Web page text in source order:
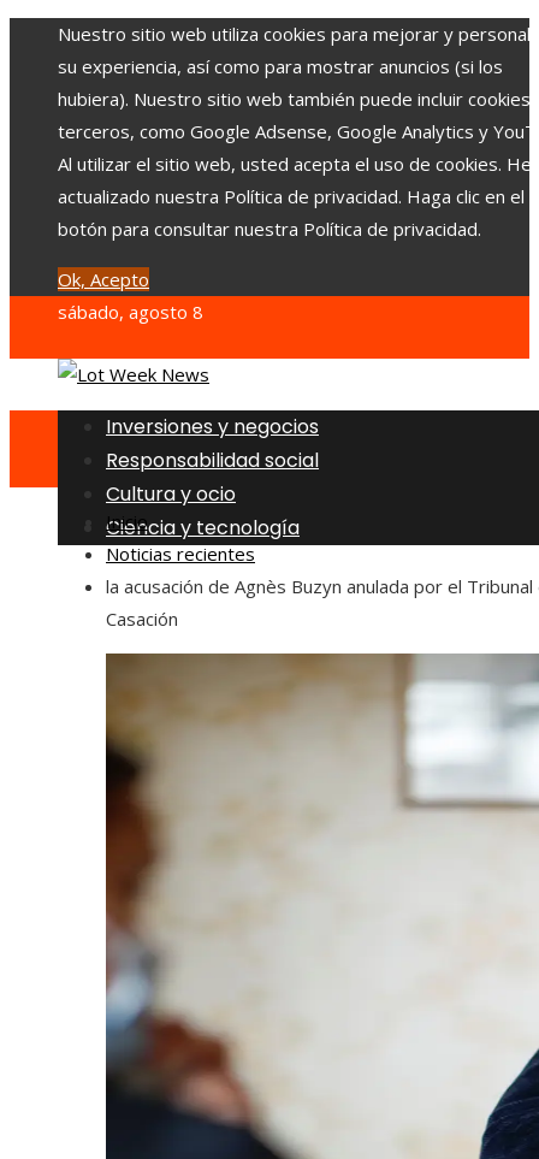
Nuestro sitio web utiliza cookies para mejorar y
su experiencia, así como para mostrar anuncios (si los
hubiera). Nuestro sitio web también puede incluir cookies
terceros, como Google Adsense, Google Analytics y
Al utilizar el sitio web, usted acepta el uso de cookies.
actualizado nuestra Política de privacidad. Haga clic en el
botón para consultar nuestra Política de privacidad.
Ok, Acepto
sábado, agosto 8
Inversiones y negocios
Responsabilidad social
Cultura y ocio
Ciencia y tecnología
Inicio
Noticias recientes
la acusación de Agnès Buzyn anulada por el Tribunal
Casación